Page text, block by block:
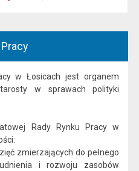
w Łosicach jest organem
w sprawach polityki
Rady Rynku Pracy w
zmierzających do pełnego
i rozwoju zasobów